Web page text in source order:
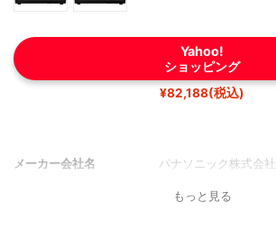
Yahoo!
ショッピング
¥82,188(税込)
メーカー会社名 パナソニック株式会社
もっと見る